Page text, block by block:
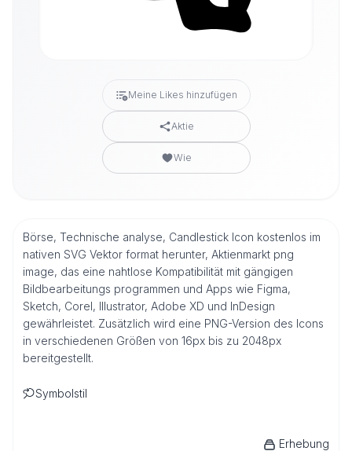
Meine Likes hinzufügen
Aktie
Wie
Börse, Technische analyse, Candlestick Icon kostenlos im
nativen SVG Vektor format herunter, Aktienmarkt png
image, das eine nahtlose Kompatibilität mit gängigen
Bildbearbeitungs programmen und Apps wie Figma,
Sketch, Corel, Illustrator, Adobe XD und InDesign
gewährleistet. Zusätzlich wird eine PNG-Version des Icons
in verschiedenen Größen von 16px bis zu 2048px
bereitgestellt.
Symbolstil
Erhebung